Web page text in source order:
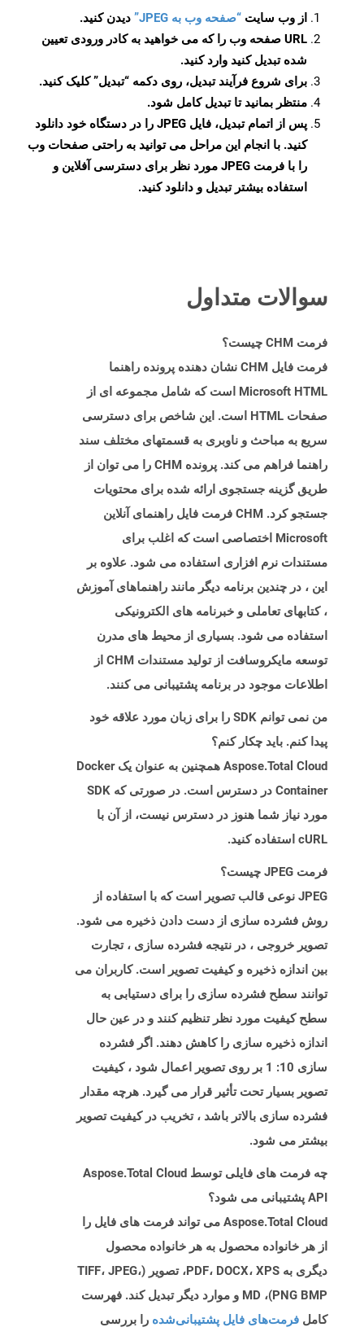
از وب سایت “صفحه وب به JPEG”
دیدن کنید.
URL صفحه وب را که می خواهید به کادر ورودی تعیین
شده تبدیل کنید وارد کنید.
برای شروع فرآیند تبدیل، روی دکمه “تبدیل” کلیک کنید.
منتظر بمانید تا تبدیل کامل شود.
پس از اتمام تبدیل، فایل JPEG را در دستگاه خود دانلود
کنید. با انجام این مراحل می توانید به راحتی صفحات وب
را با فرمت JPEG مورد نظر برای دسترسی آفلاین و
استفاده بیشتر تبدیل و دانلود کنید.
سوالات متداول
فرمت CHM چیست؟
فرمت فایل CHM نشان دهنده پرونده راهنما
Microsoft HTML است که شامل مجموعه ای از
صفحات HTML است. این شاخص برای دسترسی
سریع به مباحث و ناوبری به قسمتهای مختلف سند
راهنما فراهم می کند. پرونده CHM را می توان از
طریق گزینه جستجوی ارائه شده برای محتویات
جستجو کرد. CHM فرمت فایل راهنمای آنلاین
Microsoft اختصاصی است که اغلب برای
مستندات نرم افزاری استفاده می شود. علاوه بر
این ، در چندین برنامه دیگر مانند راهنماهای آموزش
، کتابهای تعاملی و خبرنامه های الکترونیکی
استفاده می شود. بسیاری از محیط های مدرن
توسعه مایکروسافت از تولید مستندات CHM از
اطلاعات موجود در برنامه پشتیبانی می کنند.
من نمی توانم SDK را برای زبان مورد علاقه خود
پیدا کنم. باید چکار کنم؟
Aspose.Total Cloud همچنین به عنوان یک Docker
Container در دسترس است. در صورتی که SDK
مورد نیاز شما هنوز در دسترس نیست، از آن با
cURL استفاده کنید.
فرمت JPEG چیست؟
JPEG نوعی قالب تصویر است که با استفاده از
روش فشرده سازی از دست دادن ذخیره می شود.
تصویر خروجی ، در نتیجه فشرده سازی ، تجارت
بین اندازه ذخیره و کیفیت تصویر است. کاربران می
توانند سطح فشرده سازی را برای دستیابی به
سطح کیفیت مورد نظر تنظیم کنند و در عین حال
اندازه ذخیره سازی را کاهش دهند. اگر فشرده
سازی 10: 1 بر روی تصویر اعمال شود ، کیفیت
تصویر بسیار تحت تأثیر قرار می گیرد. هرچه مقدار
فشرده سازی بالاتر باشد ، تخریب در کیفیت تصویر
بیشتر می شود.
چه فرمت های فایلی توسط Aspose.Total Cloud
API پشتیبانی می شود؟
Aspose.Total Cloud می تواند فرمت های فایل را
از هر خانواده محصول به هر خانواده محصول
دیگری به PDF، DOCX، XPS، تصویر (TIFF، JPEG،
PNG BMP)، MD و موارد دیگر تبدیل کند. فهرست
کامل فرمت‌های فایل پشتیبانی‌شده را بررسی